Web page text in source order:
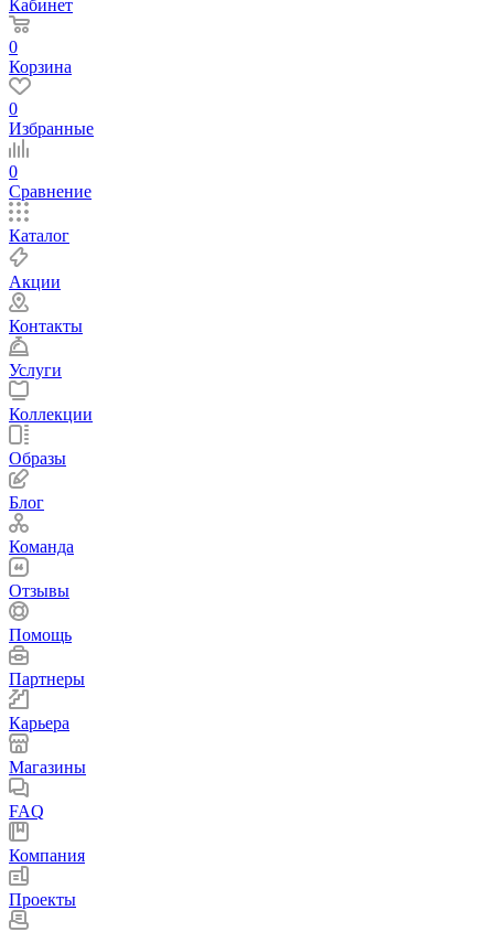
Кабинет
0
Корзина
0
Избранные
0
Сравнение
Каталог
Акции
Контакты
Услуги
Коллекции
Образы
Блог
Команда
Отзывы
Помощь
Партнеры
Карьера
Магазины
FAQ
Компания
Проекты